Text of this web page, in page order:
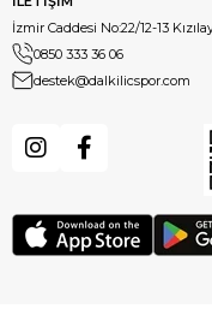
İzmir Caddesi No:22/12-13
0850 333 36 06
destek@dalkilicspor.com